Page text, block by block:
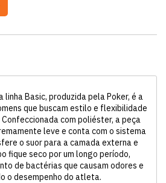
linha Basic, produzida pela Poker, é a
que buscam estilo e flexibilidade
com poliéster, a peça
leve e conta com o sistema
o suor para a camada externa e
fique seco por um longo período,
de bactérias que causam odores e
o desempenho do atleta.